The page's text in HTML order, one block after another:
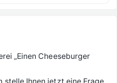
„Einen Cheeseburger